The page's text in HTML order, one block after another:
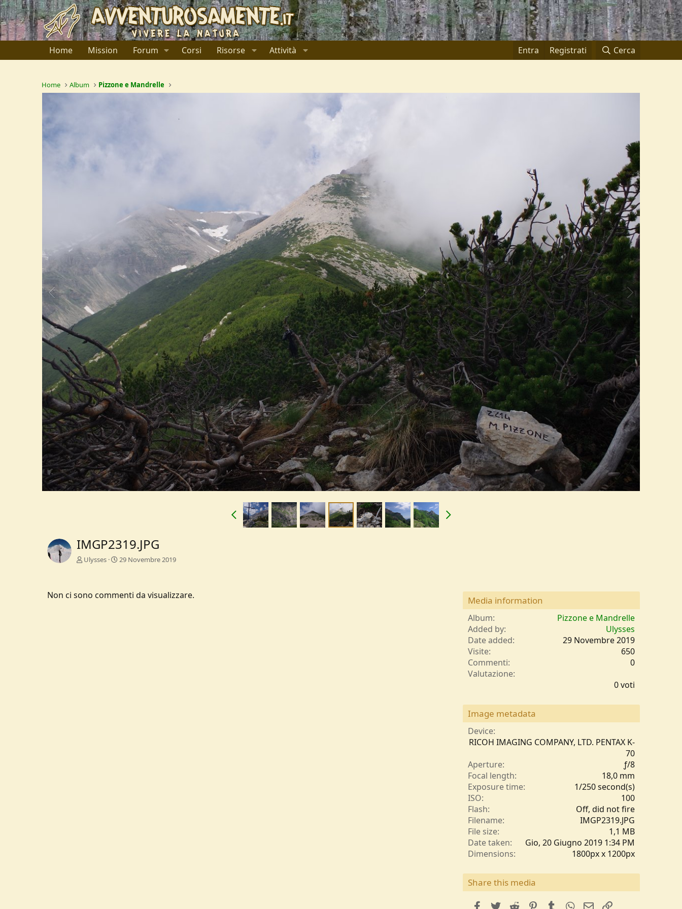
Home Mission Forum Corsi Risorse Attività Entra Registrati Cerca
Home Album Pizzone e Mandrelle
IMGP2319.JPG
Ulysses 29 Novembre 2019
Non ci sono commenti da visualizzare. Media information
Album
Pizzone e Mandrelle
Added by
Ulysses
Date added
29 Novembre 2019
Visite
650
Commenti
0
Valutazione
0
t
l
l
/
0 voti
Image metadata
Device
RICOH IMAGING COMPANY, LTD. PENTAX K-
70
Aperture
ƒ/8
Focal length
18,0 mm
Exposure time
1/250 second(s)
ISO
100
Flash
Off, did not fire
Filename
IMGP2319.JPG
File size
1,1 MB
Date taken
Gio, 20 Giugno 2019 1:34 PM
Dimensions
1800px x 1200px
Share this media
facebookTwitterReddit PinterestTumblrWhatsApp
e-mail